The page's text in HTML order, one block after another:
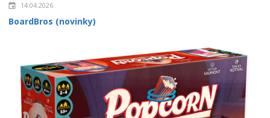
14.04.2026
BoardBros (novinky)